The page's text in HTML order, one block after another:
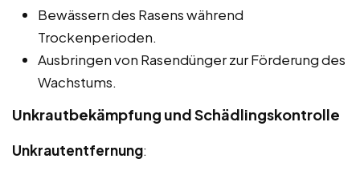
Bewässern des Rasens während
Trockenperioden.
Ausbringen von Rasendünger zur Förderung des
Wachstums.
Unkrautbekämpfung und Schädlingskontrolle
Unkrautentfernung: